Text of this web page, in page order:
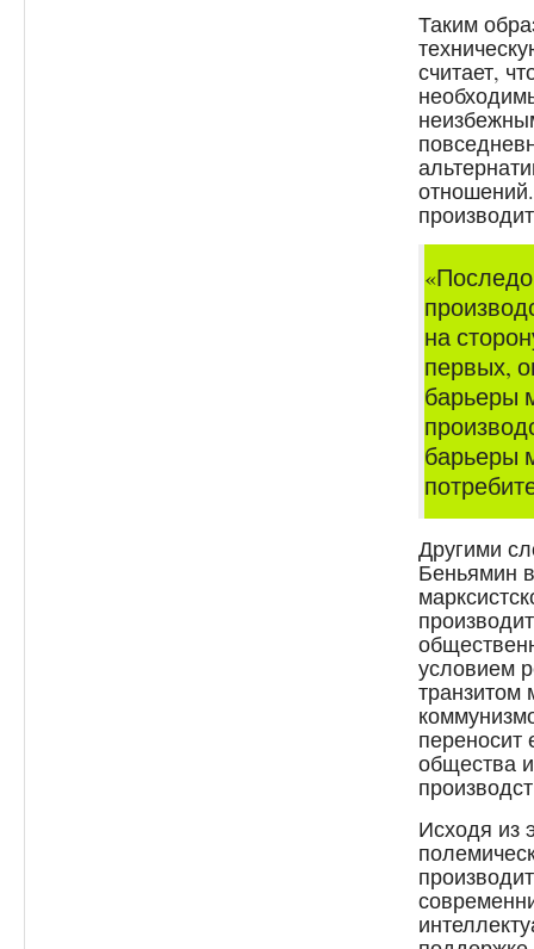
Таким
считает,
на
первых,
барьеры
барьеры
Другими
Беньямин
условием
транзитом
общества
Исходя из